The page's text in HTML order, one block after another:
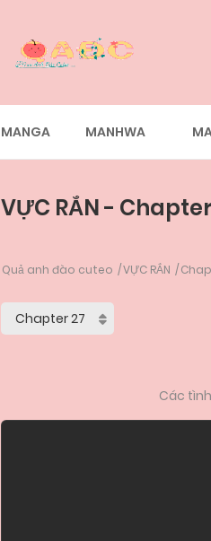
MANGA MANHWA
VỰC RẮN -
Quả anh đào cuteo VỰC RẮN
Các